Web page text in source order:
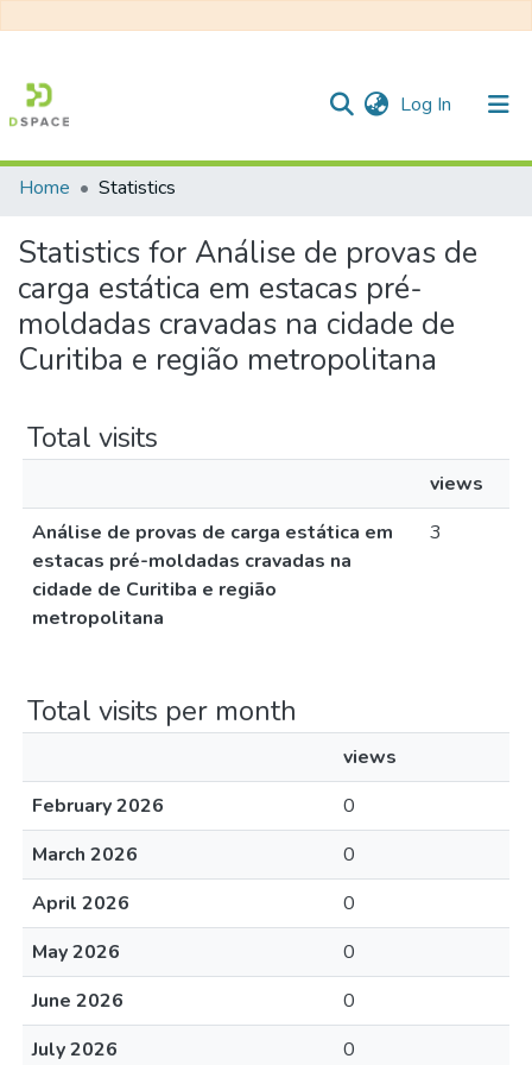
Log In (current)
All of DSpace
Home Statistics
Statistics for Análise de provas de
carga estática em estacas pré-
moldadas cravadas na cidade de
Curitiba e região metropolitana
Total visits
views
Análise de provas de carga estática em
estacas pré-moldadas cravadas na
cidade de Curitiba e região
metropolitana
3
Total visits per month
views
February 2026
0
March 2026
0
April 2026
0
May 2026
0
June 2026
0
July 2026
0